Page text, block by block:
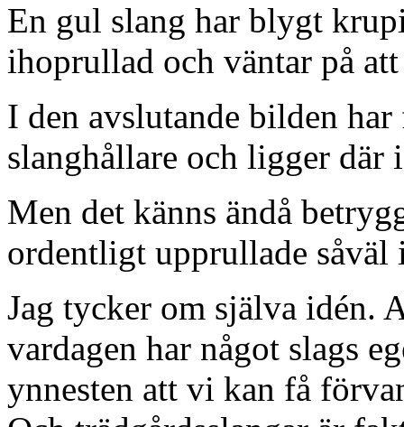
En gul slang har blygt
ihoprullad och väntar på
I den avslutande bilden
slanghållare och ligger där
Men det känns ändå
ordentligt upprullade
Jag tycker om själva idén.
vardagen har något slags
ynnesten att vi kan få